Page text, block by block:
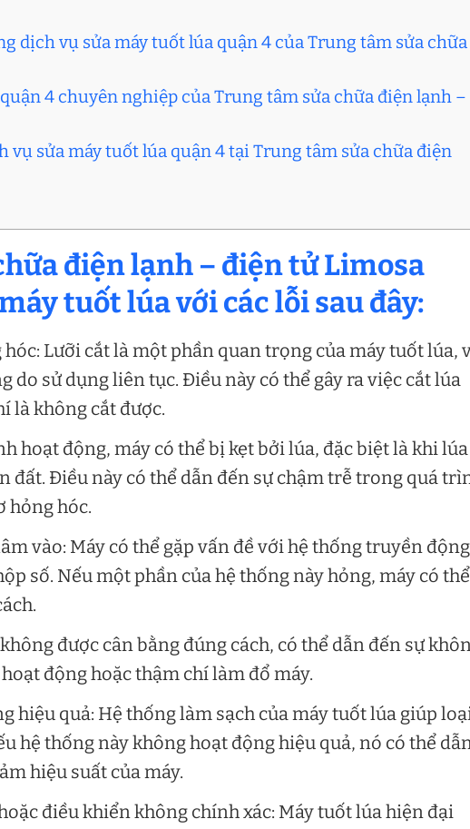
dịch vụ sửa máy tuốt lúa quận 4 của Trung tâm sửa chữa
4 chuyên nghiệp của Trung tâm sửa chữa điện lạnh –
vụ sửa máy tuốt lúa quận 4 tại Trung tâm sửa chữa điện
điện lạnh – điện tử Limosa
tuốt lúa với các lỗi sau đây:
Lưỡi cắt là một phần quan trọng của máy tuốt lúa,
do sử dụng liên tục. Điều này có thể gây ra việc cắt lúa
là không cắt được.
hoạt động, máy có thể bị kẹt bởi lúa, đặc biệt là khi lúa
đất. Điều này có thể dẫn đến sự chậm trễ trong quá
hỏng hóc.
vào: Máy có thể gặp vấn đề với hệ thống truyền
số. Nếu một phần của hệ thống này hỏng, máy có thể
được cân bằng đúng cách, có thể dẫn đến sự
động hoặc thậm chí làm đổ máy.
hiệu quả: Hệ thống làm sạch của máy tuốt lúa giúp
hệ thống này không hoạt động hiệu quả, nó có thể
hiệu suất của máy.
điều khiển không chính xác: Máy tuốt lúa hiện đại